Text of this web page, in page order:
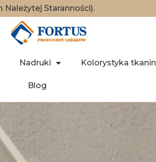
Należytej Staranności).
Nadruki Kolorystyka tkanin
Blog